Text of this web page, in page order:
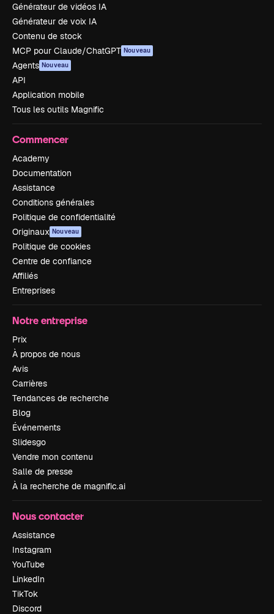
Générateur de vidéos IA
Générateur de voix IA
Contenu de stock
MCP pour Claude/ChatGPT Nouveau
Agents Nouveau
API
Application mobile
Tous les outils Magnific
Commencer
Academy
Documentation
Assistance
Conditions générales
Politique de confidentialité
Originaux Nouveau
Politique de cookies
Centre de confiance
Affiliés
Entreprises
Notre entreprise
Prix
À propos de nous
Avis
Carrières
Tendances de recherche
Blog
Événements
Slidesgo
Vendre mon contenu
Salle de presse
À la recherche de magnific.ai
Nous contacter
Assistance
Instagram
YouTube
LinkedIn
TikTok
Discord